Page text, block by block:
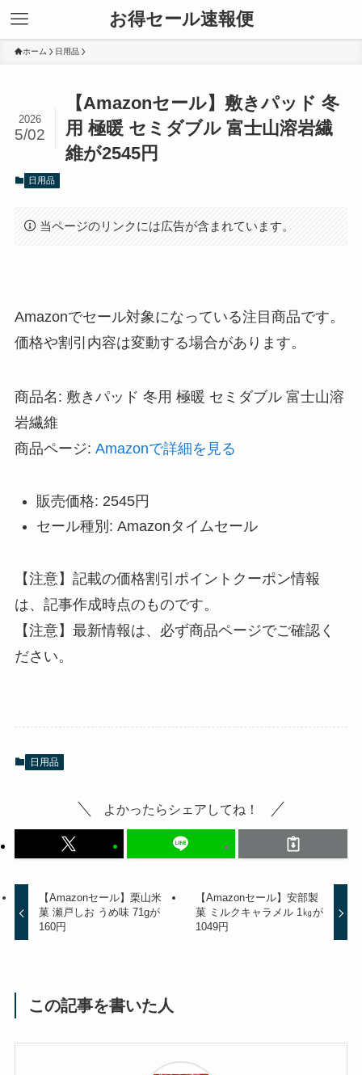
お得セール速報便
ホーム 日用品
【Amazonセール】敷きパッド 冬
用 極暖 セミダブル 富士山溶岩繊
維が2545円
2026
5/02
日用品
当ページのリンクには広告が含まれています。
Amazonでセール対象になっている注目商品です。
価格や割引内容は変動する場合があります。
商品名: 敷きパッド 冬用 極暖 セミダブル 富士山溶
岩繊維
商品ページ: Amazonで詳細を見る
販売価格: 2545円
セール種別: Amazonタイムセール
【注意】記載の価格割引ポイントクーポン情報
は、記事作成時点のものです。
【注意】最新情報は、必ず商品ページでご確認く
ださい。
日用品
よかったらシェアしてね！
【Amazonセール】栗山米
菓 瀬戸しお うめ味 71gが
160円
【Amazonセール】安部製
菓 ミルクキャラメル 1㎏が
1049円
この記事を書いた人